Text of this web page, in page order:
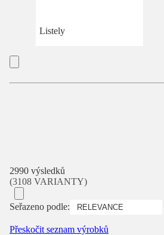
Listely
2990 výsledků
(3108 VARIANTY)
Seřazeno podle:
Přeskočit seznam výrobků